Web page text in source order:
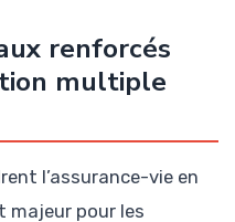
renforcés
multiple
l’assurance-vie en
pour les